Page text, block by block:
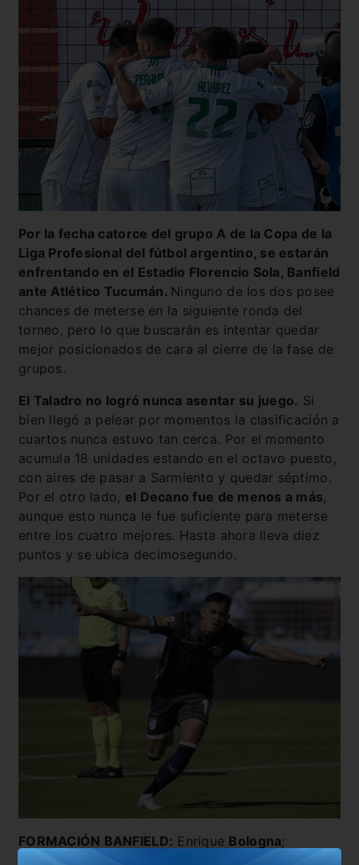
Por la fecha catorce del grupo A de la Copa de la
Liga Profesional del fútbol argentino, se estarán
enfrentando en el Estadio Florencio Sola, Banfield
ante Atlético Tucumán. Ninguno de los dos posee
chances de meterse en la siguiente ronda del
torneo, pero lo que buscarán es intentar quedar
mejor posicionados de cara al cierre de la fase de
grupos.
El Taladro no logró nunca asentar su juego. Si
bien llegó a pelear por momentos la clasificación a
cuartos nunca estuvo tan cerca. Por el momento
acumula 18 unidades estando en el octavo puesto,
con aires de pasar a Sarmiento y quedar séptimo.
Por el otro lado, el Decano fue de menos a más,
aunque esto nunca le fue suficiente para meterse
entre los cuatro mejores. Hasta ahora lleva diez
puntos y se ubica decimosegundo.
FORMACIÓN BANFIELD: Enrique Bologna;
Emanuel